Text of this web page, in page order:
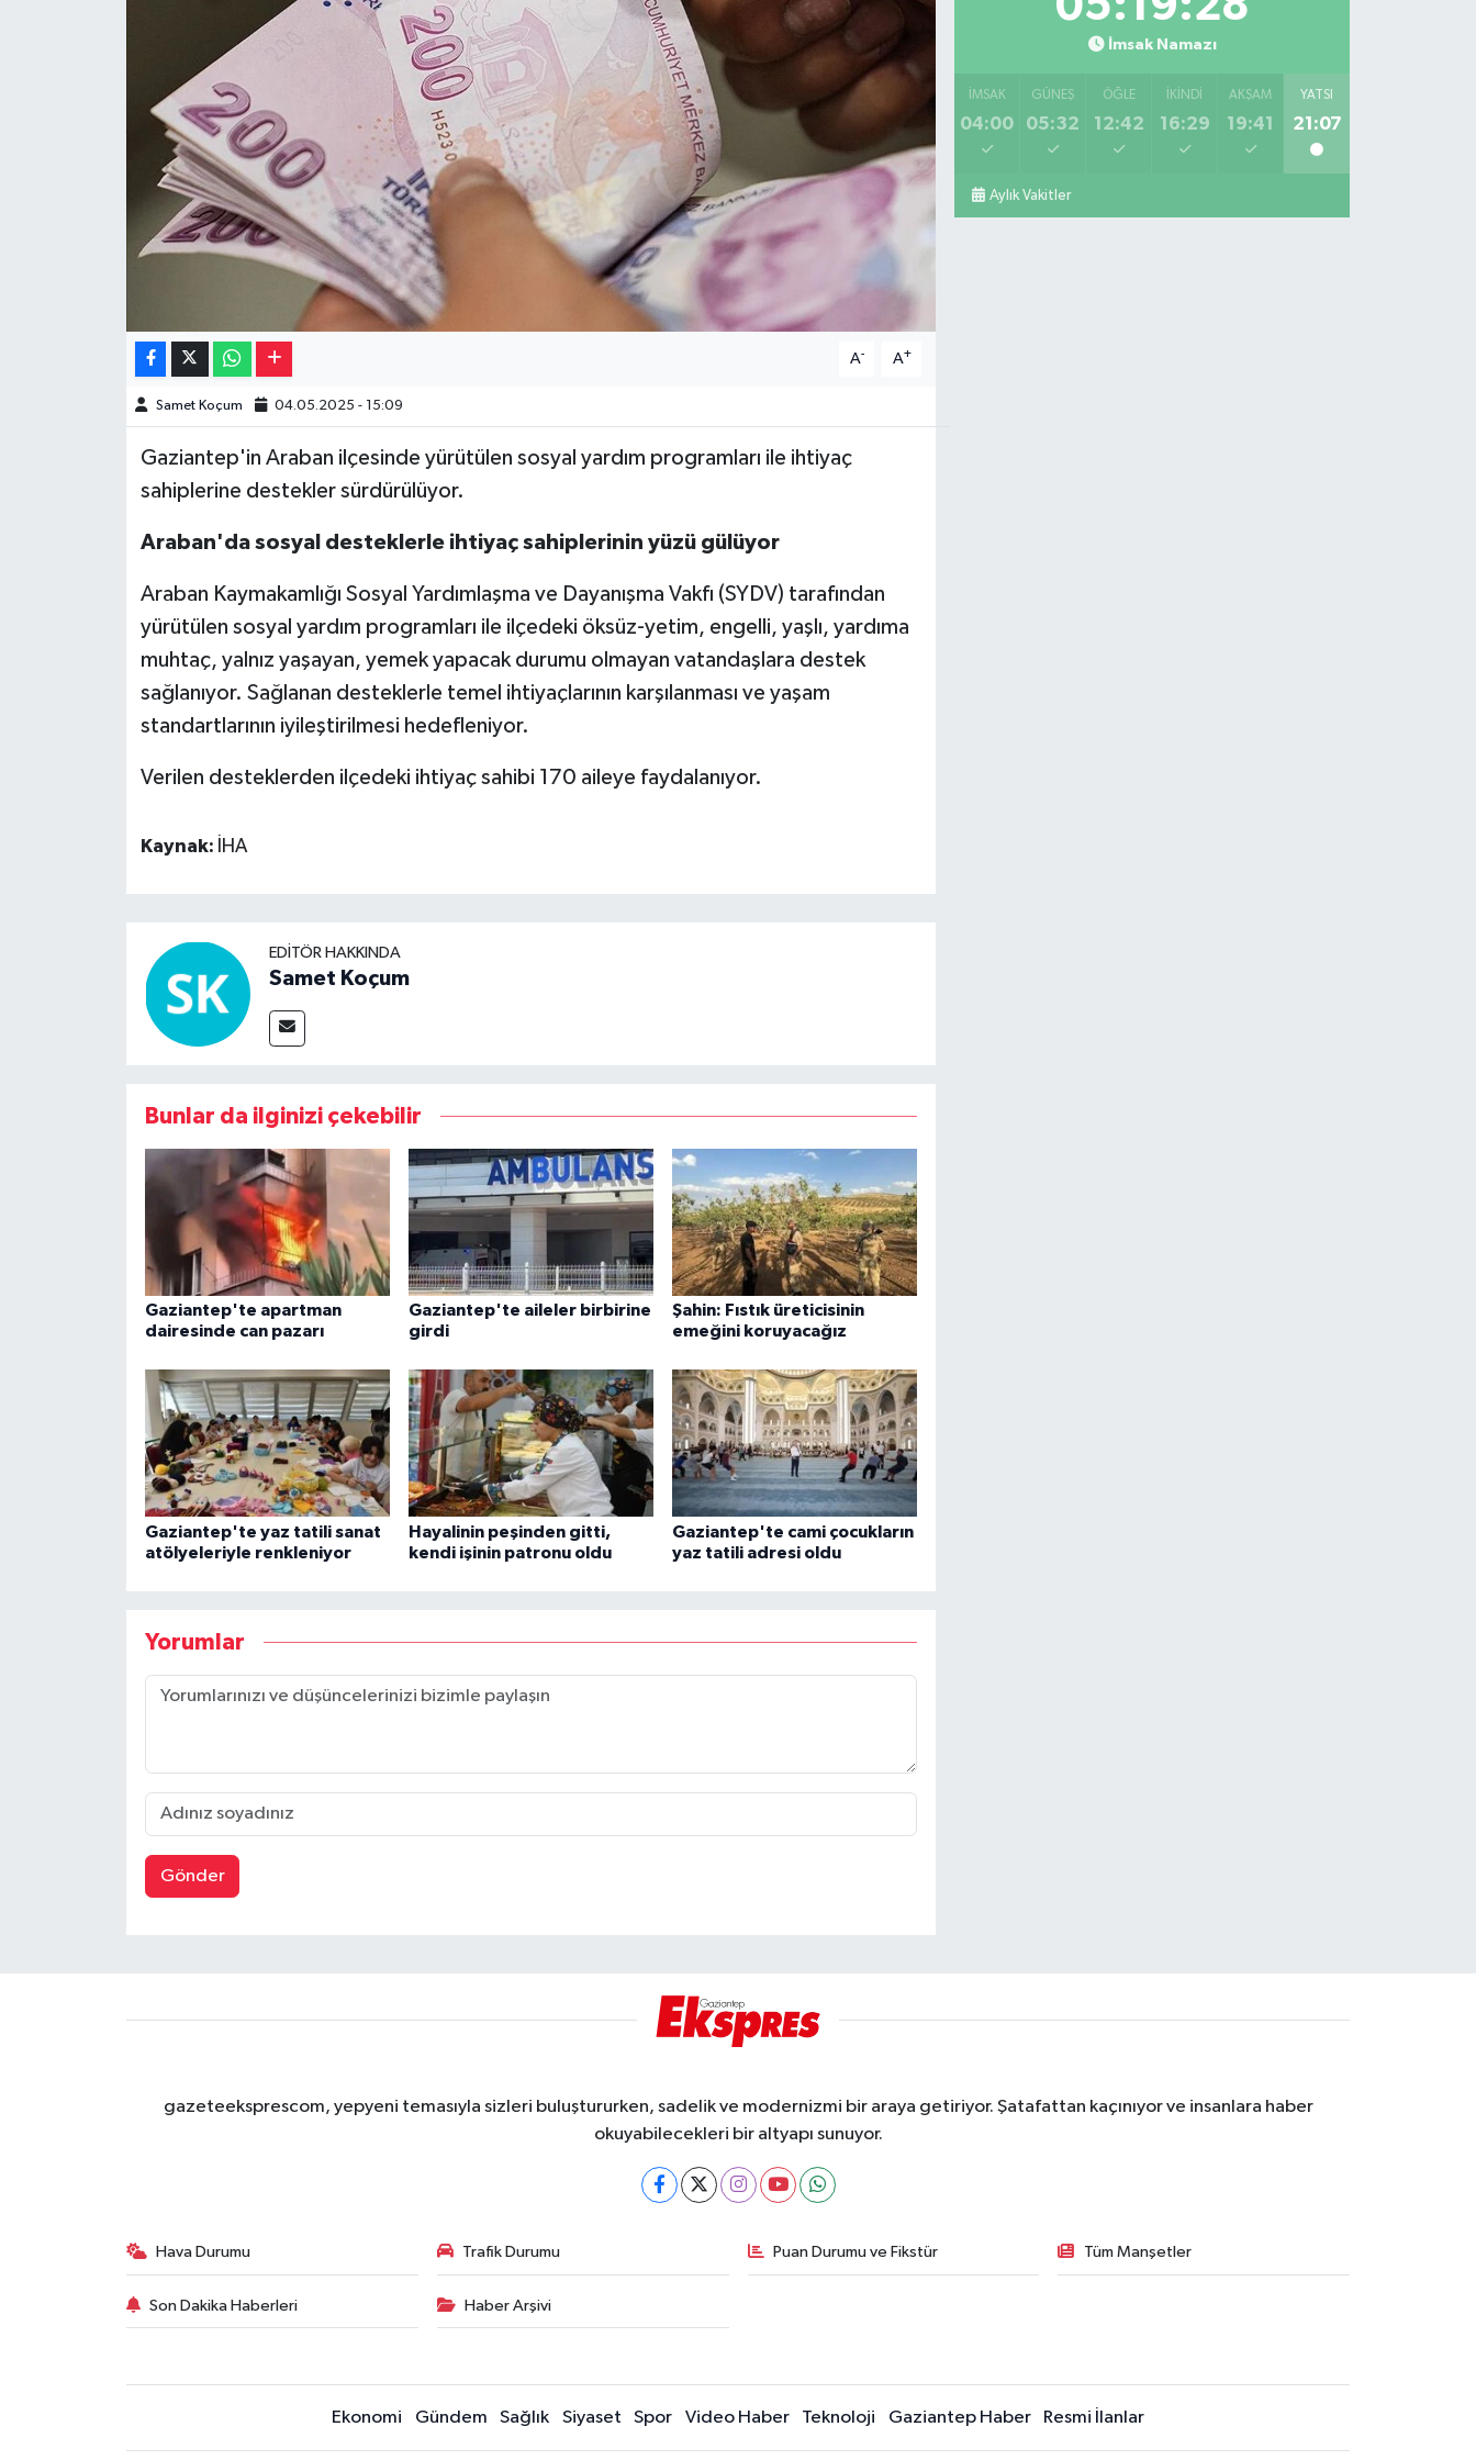
A- A+
Samet Koçum 04.05.2025 - 15:09
Gaziantep'in Araban ilçesinde yürütülen sosyal yardım programları ile ihtiyaç
sahiplerine destekler sürdürülüyor.
Araban'da sosyal desteklerle ihtiyaç sahiplerinin yüzü gülüyor
Araban Kaymakamlığı Sosyal Yardımlaşma ve Dayanışma Vakfı (SYDV) tarafından
yürütülen sosyal yardım programları ile ilçedeki öksüz-yetim, engelli, yaşlı, yardıma
muhtaç, yalnız yaşayan, yemek yapacak durumu olmayan vatandaşlara destek
sağlanıyor. Sağlanan desteklerle temel ihtiyaçlarının karşılanması ve yaşam
standartlarının iyileştirilmesi hedefleniyor.
Verilen desteklerden ilçedeki ihtiyaç sahibi 170 aileye faydalanıyor.
Kaynak: İHA
EDITÖR HAKKINDA
Samet Koçum
Bunlar da ilginizi çekebilir
Gaziantep'te apartman
dairesinde can pazarı
Gaziantep'te aileler birbirine
girdi
Şahin: Fıstık üreticisinin
emeğini koruyacağız
Gaziantep'te yaz tatili sanat
atölyeleriyle renkleniyor
Hayalinin peşinden gitti,
kendi işinin patronu oldu
Gaziantep'te cami çocukların
yaz tatili adresi oldu
Yorumlar
Gönder
İmsak Namazı
İMSAK
04:00
GÜNEŞ
05:32
ÖĞLE
12:42
İKINDI
16:29
AKŞAM
19:41
YATSI
21:07
Aylık Vakitler
gazeteeksprescom, yepyeni temasıyla sizleri buluştururken, sadelik ve modernizmi bir araya getiriyor. Şatafattan kaçınıyor ve insanlara haber
okuyabilecekleri bir altyapı sunuyor.
Hava Durumu Trafik Durumu Puan Durumu ve Fikstür Tüm Manşetler
Son Dakika Haberleri Haber Arşivi
Ekonomi Gündem Sağlık Siyaset Spor Video Haber Teknoloji Gaziantep Haber Resmi İlanlar
Resmi İlanlar
Sinemalar
Teknoloji
Video Haber
Yeme-İçme